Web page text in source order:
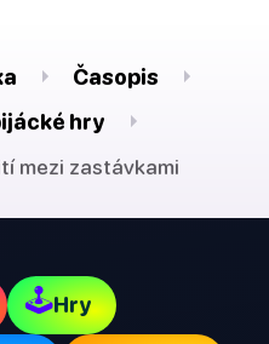
Časopis
hry
mezi zastávkami
🕹Hry